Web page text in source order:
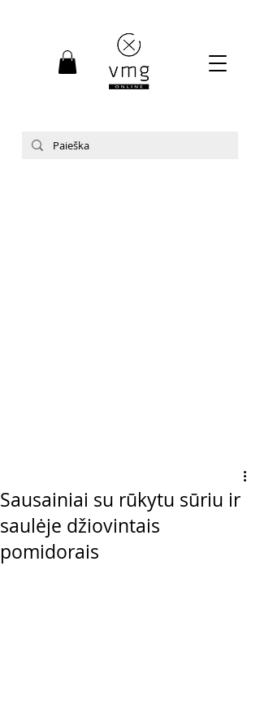
Sausainiai su rūkytu sūriu ir
saulėje džiovintais
pomidorais